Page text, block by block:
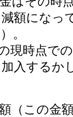
額になっ
。
現時点で
入するか
（この金